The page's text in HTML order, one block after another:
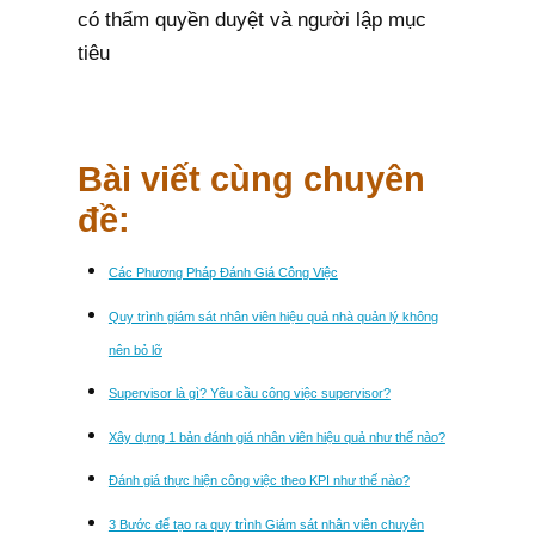
có thẩm quyền duyệt và người lập mục
tiêu
Bài viết cùng chuyên
đề:
Các Phương Pháp Đánh Giá Công Việc
Quy trình giám sát nhân viên hiệu quả nhà quản lý không
nên bỏ lỡ
Supervisor là gì? Yêu cầu công việc supervisor?
Xây dựng 1 bản đánh giá nhân viên hiệu quả như thế nào?
Đánh giá thực hiện công việc theo KPI như thế nào?
3 Bước để tạo ra quy trình Giám sát nhân viên chuyên